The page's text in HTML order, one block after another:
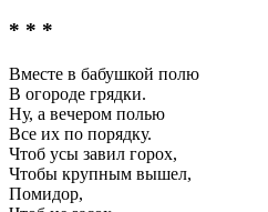
* * *
Вместе в бабушкой полю
В огороде грядки.
Ну, а вечером полью
Все их по порядку.
Чтоб усы завил горох,
Чтобы крупным вышел,
Помидор,